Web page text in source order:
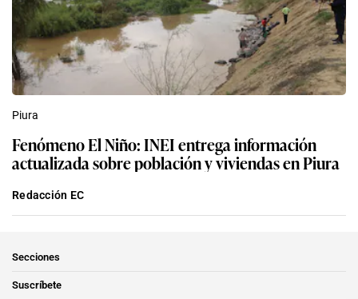
Piura
Fenómeno El Niño: INEI entrega información
actualizada sobre población y viviendas en Piura
Redacción EC
Secciones
Suscríbete